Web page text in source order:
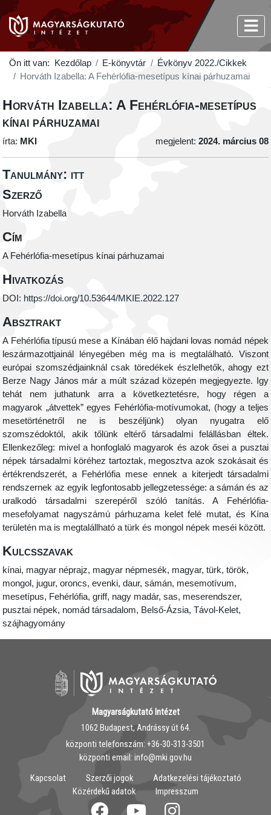
Ön itt van: Kezdőlap E-könyvtár
Évkönyv 2022./Cikkek
Horváth Izabella: A Fehérlófia-mesetípus kínai párhuzamai
Horváth Izabella: A Fehérlófia-mesetípus
kínai párhuzamai
írta: MKI megjelent: 2024. március 08
Tanulmány: itt
Szerző
Horváth Izabella
Cím
A Fehérlófia-mesetípus kínai párhuzamai
Hivatkozás
DOI: https://doi.org/10.53644/MKIE.2022.127
Absztrakt
A Fehérlófia típusú mese a Kínában élő hajdani lovas nomád népek
leszármazottjainál lényegében még ma is megtalálható. Viszont
európai szomszédjainknál csak töredékek észlelhetők, ahogy ezt
Berze Nagy János már a múlt század közepén megjegyezte. Igy
tehát nem juthatunk arra a következtetésre, hogy régen a
magyarok „átvettek” egyes Fehérlófia-motívumokat, (hogy a teljes
mesetörténetről ne is beszéljünk) olyan nyugatra elő
szomszédoktól, akik tőlünk eltérő társadalmi felállásban éltek.
Ellenkezőleg: mivel a honfoglaló magyarok és azok ősei a pusztai
népek társadalmi köréhez tartoztak, megosztva azok szokásait és
értékrendszerét, a Fehérlófia mese ennek a kiterjedt társadalmi
rendszernek az egyik legfontosabb jellegzetessége: a sámán és az
uralkodó társadalmi szerepéről szóló tanítás. A Fehérlófia-
mesefolyamat nagyszámú párhuzama kelet felé mutat, és Kína
területén ma is megtalállható a türk és mongol népek meséi között.
Kulcsszavak
kínai, magyar néprajz, magyar népmesék, magyar, türk, török,
mongol, jugur, oroncs, evenki, daur, sámán, mesemotívum,
mesetípus, Fehérlófia, griff, nagy madár, sas, meserendszer,
pusztai népek, nomád társadalom, Belső-Ázsia, Távol-Kelet,
szájhagyomány
Magyarságkutató Intézet
1062 Budapest, Andrássy út 64.
központi telefonszám: ‭+36-30-313-3501
központi email: info@mki.gov.hu
Kapcsolat
Szerzői jogok
Adatkezelési tájékoztató
Közérdekű adatok
Impresszum